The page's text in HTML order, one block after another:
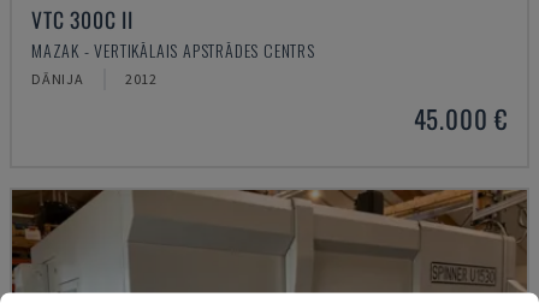
VTC 300C II
MAZAK - VERTIKĀLAIS APSTRĀDES CENTRS
DĀNIJA 2012
45.000 €